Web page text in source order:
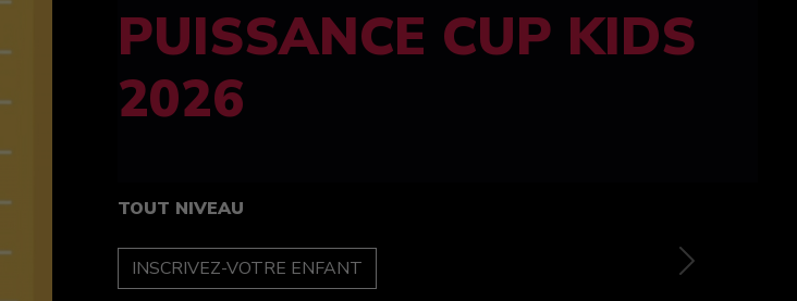
FELINE CUP 100%
féminine
TOUT NIVEAU
INSCRIPTION Next